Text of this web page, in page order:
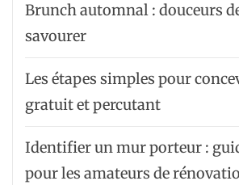
Brunch automnal : douceurs
savourer
Les étapes simples pour
gratuit et percutant
Identifier un mur porteur :
pour les amateurs de